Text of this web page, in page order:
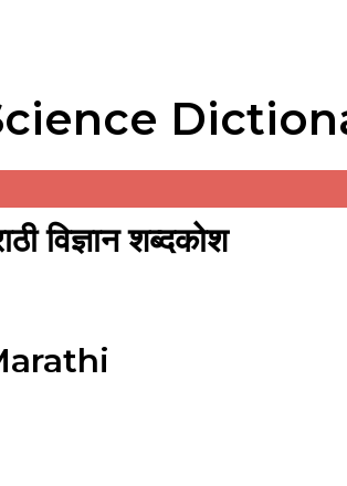
विज्ञान शब्दकोश